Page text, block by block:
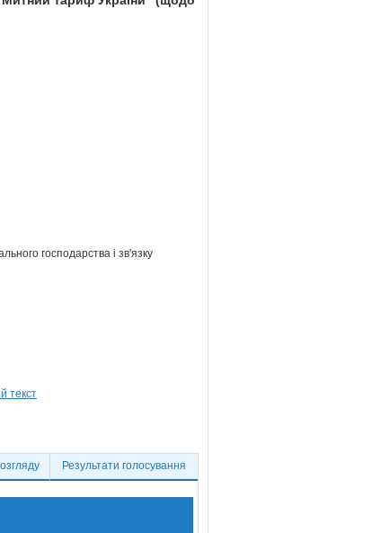
господарства і зв'язку
Результати голосування